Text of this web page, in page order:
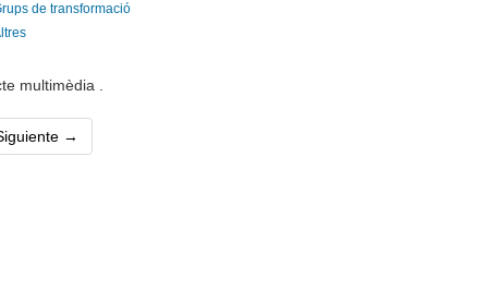
de transformació
multimèdia .
→